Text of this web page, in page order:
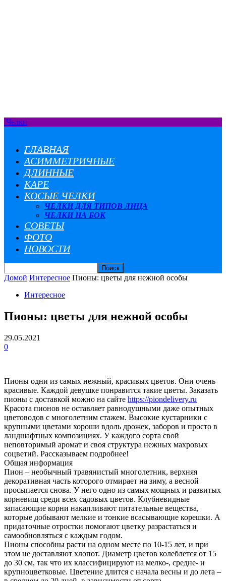
Челки
ГЛАВНАЯ
АСИММЕТРИЧНЫЕ
ДЛИННЫЕ
КАРЕ
КОСЫЕ ЧЕЛКИ
ЧЕЛКИ ДЛЯ ТИПОВ ЛИЦА
ЧЕЛКИ НА БОК
СОВЕТЫ
ФОТО
НОВОСТИ
Домой Интересное Пионы: цветы для нежной особы
Интересное
Пионы: цветы для нежной особы
29.05.2021
0
Пионы одни из самых нежный, красивых цветов. Они очень
красивые. Каждой девушке понравится такие цветы. Заказать
пионы с доставкой можно на сайте https://piondelivery.ru
Красота пионов не оставляет равнодушными даже опытных
цветоводов с многолетним стажем. Высокие кустарники с
крупными цветами хороши вдоль дрожек, заборов и просто в
ландшафтных композициях. У каждого сорта свой
неповторимый аромат и своя структура нежных махровых
соцветий. Рассказываем подробнее!
Общая информация
Пион – необычный травянистый многолетник, верхняя
декоративная часть которого отмирает на зиму, а весной
просыпается снова. У него одно из самых мощных и развитых
корневищ среди всех садовых цветов. Клубневидные
запасающие корни накапливают питательные вещества,
которые добывают мелкие и тонкие всасывающие корешки. А
придаточные отростки помогают цветку разрастаться и
самообновляться с каждым годом.
Пионы способны расти на одном месте по 10-15 лет, и при
этом не доставляют хлопот. Диаметр цветов колеблется от 15
до 30 см, так что их классифицируют на мелко-, средне- и
крупноцветковые. Цветение длится с начала весны и до лета –